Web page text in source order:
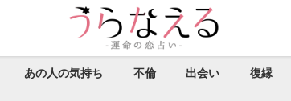
あの人の気持ち 不倫 出会い 復縁